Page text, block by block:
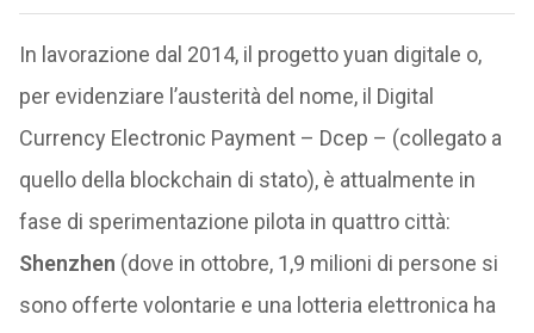
In lavorazione dal 2014, il progetto yuan digitale o,
per evidenziare l’austerità del nome, il Digital
Currency Electronic Payment – Dcep – (collegato a
quello della blockchain di stato), è attualmente in
fase di sperimentazione pilota in quattro città:
Shenzhen (dove in ottobre, 1,9 milioni di persone si
sono offerte volontarie e una lotteria elettronica ha